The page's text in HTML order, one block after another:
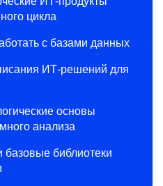
цикла
с базами данных
ИТ-решений для
основы
анализа
базовые библиотеки